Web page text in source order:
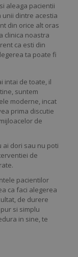
aleaga pacientii
unii dintre acestia
din orice alt oras
clinica noastra
ca esti din
ta poate fi
intai de toate, il
suntem
moderne, incat
prima discutie
de
ai dori sau nu poti
de
pacientilor
ca faci alegerea
de durere
si simplu
in sine, te